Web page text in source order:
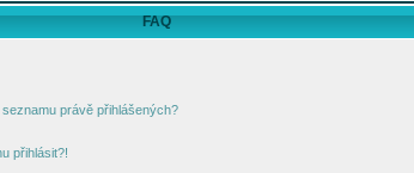
FAQ
právě přihlášených?
přihlásit?!